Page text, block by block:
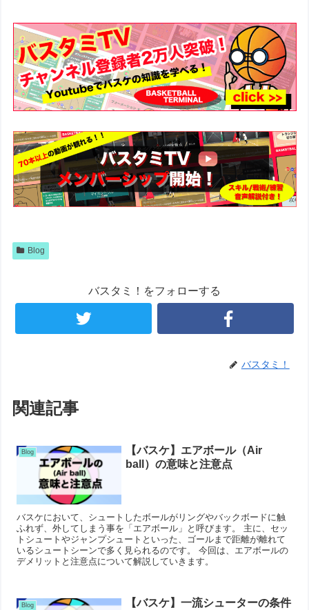
Blog
バスタミ！をフォローする
バスタミ！
関連記事
Blog
【バスケ】エアボール（Air
ball）の意味と注意点
バスケにおいて、シュートしたボールがリングやバックボードに触
ふれず、外してしまう事を「エアボール」と呼びます。 主に、セッ
トシュートやジャンプシュートといった、ゴールまで距離が離れて
いるシュートシーンで多く見られるのです。 今回は、エアボールの
デメリットと注意点について解説していきます。
Blog
【バスケ】一流シューターの条件